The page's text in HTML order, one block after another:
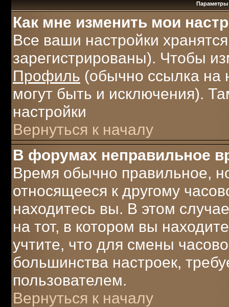
Параметры
Как мне изменить мои
Все ваши настройки
зарегистрированы). Чтобы
Профиль (обычно ссылка на
могут быть и исключения).
настройки
Вернуться к началу
В форумах неправильное
Время обычно правильное,
относящееся к другому
находитесь вы. В этом
на тот, в котором вы
учтите, что для смены
большинства настроек,
пользователем.
Вернуться к началу